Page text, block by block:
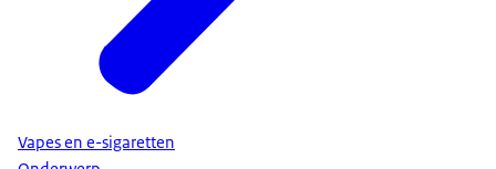
Vapes en e-sigaretten